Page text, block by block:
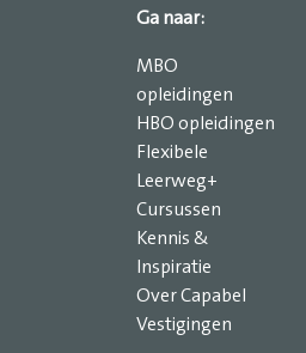
Ga naar:
MBO
opleidingen
HBO opleidingen
Flexibele
Leerweg+
Cursussen
Kennis &
Inspiratie
Over Capabel
Vestigingen